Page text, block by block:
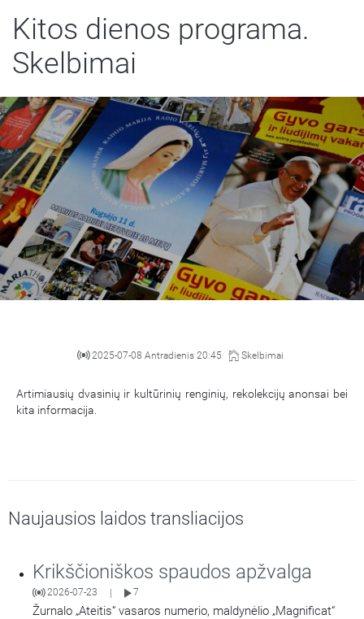
Kitos dienos programa.
Skelbimai
2025-07-08 Antradienis 20:45 Skelbimai
Artimiausių dvasinių ir kultūrinių renginių, rekolekcijų anonsai bei
kita informacija.
Naujausios laidos transliacijos
Krikščioniškos spaudos apžvalga
2026-07-23 7
Žurnalo „Ateitis“ vasaros numerio, maldynėlio „Magnificat“